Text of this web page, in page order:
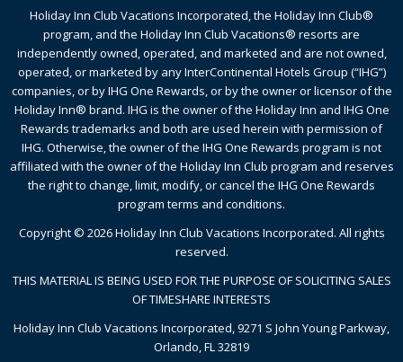
Holiday Inn Club Vacations Incorporated, the Holiday Inn Club®
program, and the Holiday Inn Club Vacations® resorts are
independently owned, operated, and marketed and are not owned,
operated, or marketed by any InterContinental Hotels Group (“IHG”)
companies, or by IHG One Rewards, or by the owner or licensor of the
Holiday Inn® brand. IHG is the owner of the Holiday Inn and IHG One
Rewards trademarks and both are used herein with permission of
IHG. Otherwise, the owner of the IHG One Rewards program is not
affiliated with the owner of the Holiday Inn Club program and reserves
the right to change, limit, modify, or cancel the IHG One Rewards
program terms and conditions.
Copyright © 2026 Holiday Inn Club Vacations Incorporated. All rights
reserved.
THIS MATERIAL IS BEING USED FOR THE PURPOSE OF SOLICITING SALES
OF TIMESHARE INTERESTS
Holiday Inn Club Vacations Incorporated, 9271 S John Young Parkway,
Orlando, FL 32819